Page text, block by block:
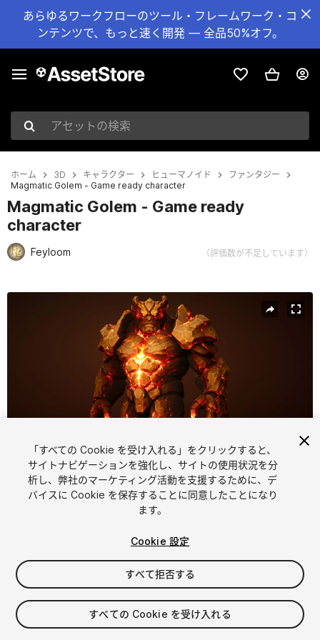
あらゆるワークフローのツール・フレームワーク・コ
ンテンツで、もっと速く開発 — 全品50%オフ。
アセットの検索
ホーム 3D キャラクター ヒューマノイド
ファンタジー
Magmatic Golem - Game ready character
Magmatic Golem - Game ready
character
Feyloom （評価数が不足しています）
1/7
$15
消費税は決済時に計算されます
「すべての Cookie を受け入れる」をクリックすると、
サイトナビゲーションを強化し、サイトの使用状況を分
析し、弊社のマーケティング活動を支援するために、デ
バイスに Cookie を保存することに同意したことになり
ます。
Cookie 設定
すべて拒否する
すべての Cookie を受け入れる